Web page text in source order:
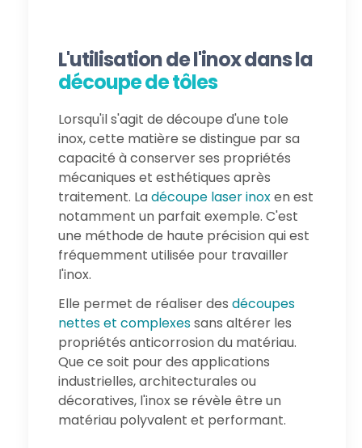
L'utilisation de l'inox dans la
découpe de tôles
Lorsqu'il s'agit de découpe d'une tole
inox, cette matière se distingue par sa
capacité à conserver ses propriétés
mécaniques et esthétiques après
traitement. Ladécoupe laser inoxen est
notamment un parfait exemple. C'est
une méthode de haute précision qui est
fréquemment utilisée pour travailler
l'inox.
Elle permet de réaliser desdécoupes
nettes et complexessans altérer les
propriétés anticorrosion du matériau.
Que ce soit pour des applications
industrielles, architecturales ou
décoratives, l'inox se révèle être un
matériau polyvalent et performant.